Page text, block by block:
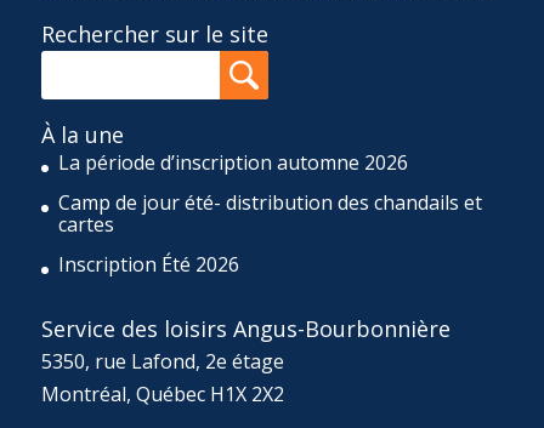
Rechercher sur le site
À la une
La période d’inscription automne 2026
Camp de jour été- distribution des chandails et
cartes
Inscription Été 2026
Service des loisirs Angus-Bourbonnière
5350, rue Lafond, 2e étage
Montréal, Québec H1X 2X2